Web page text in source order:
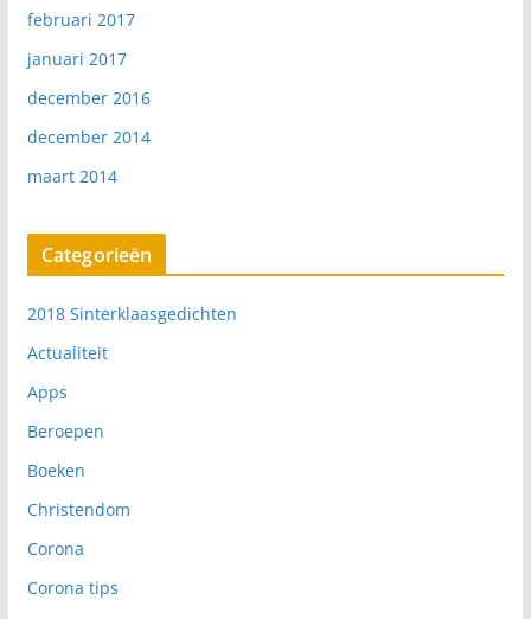
februari 2017
januari 2017
december 2016
december 2014
maart 2014
Categorieën
2018 Sinterklaasgedichten
Actualiteit
Apps
Beroepen
Boeken
Christendom
Corona
Corona tips